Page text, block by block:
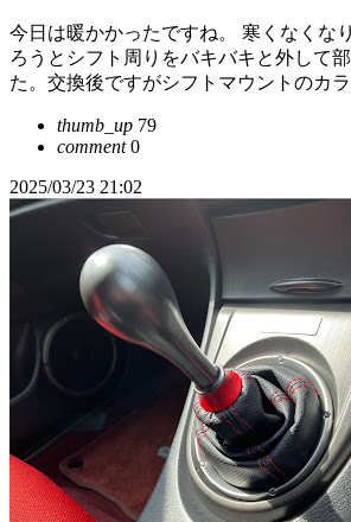
今日は暖かかったですね。 寒くなくな
ろうとシフト周りをバキバキと外して
た。交換後ですがシフトマウントのカ
thumb_up 79
comment0
2025/03/23 21:02